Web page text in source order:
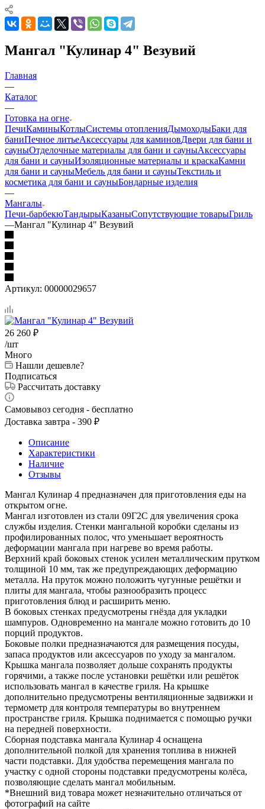
Мангал "Кулинар 4" Везувий
Главная
—
Каталог
—
Готовка на огне
ПечиКаминыКотлыСистемы отопленияДымоходыБаки для
баниПечное литьеАксессуары для каминовДвери для бани и
сауныОтделочные материалы для бани и сауныАксессуары
для бани и сауныИзоляционные материалы и краскаКамни
для бани и сауныМебель для бани и сауныТекстиль и
косметика для бани и сауныБондарные изделия
—
Мангалы
Печи-барбекюТандырыКазаныСопутствующие товарыГриль
—Мангал "Кулинар 4" Везувий
Артикул: 00000029657
26 260 ₽
/шт
Много
Нашли дешевле?
Подписаться
Рассчитать доставку
Самовывоз сегодня - бесплатно
Доставка завтра - 390 ₽
Описание
Характеристики
Наличие
Отзывы
Мангал Кулинар 4 предназначен для приготовления еды на
открытом огне.
Мангал изготовлен из стали 09Г2С для увеличения срока
службы изделия. Стенки мангальной коробки сделаны из
профилированных полос, что уменьшает вероятность
деформации мангала при нагреве во время работы.
Верхний край боковых стенок усилен металлическим прутком
толщиной 10 мм, так же предупреждающих деформацию
металла. На пруток можно положить чугунные решётки и
плиты для мангала, чтобы разнообразить процесс
приготовления блюд и расширить меню.
В боковых стенках предусмотрены гнёзда для укладки
шампуров. Одновременно на мангале можно готовить до 10
порций продуктов.
Боковые полки предназначаются для размещения посуды,
запаса продуктов или аксессуаров по уходу за мангалом.
Крышка мангала позволяет дольше сохранять продукты
горячими, а также после установки решётки или решёток
использовать мангал в качестве гриля. На крышке
дополнительно предусмотрены вентиляционные задвижки и
термометр для контроля температуры во внутреннем
пространстве гриля. Крышка поднимается с помощью ручки
на передней поверхности.
Сборная подставка мангала Кулинар 4 оснащена
дополнительной полкой для хранения топлива в нижней
части подставки. Для удобства перемещения мангала по
участку с одной стороны подставки предусмотрены колёса,
позволяющие сделать мангал мобильным.
*Внешний вид товара может незначительно отличаться от
фотографий на сайте